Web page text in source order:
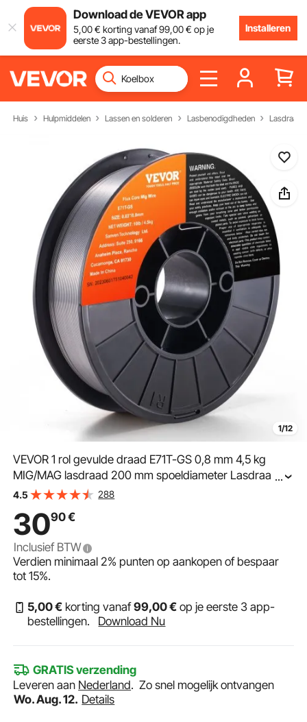
Download de VEVOR app
5,00€ korting vanaf99,00€ op je
eerste 3 app-bestellingen.
Installeren
Huis Hulpmiddelen Lassen en solderen Lasbenodigdheden Lasdraad
1/12
VEVOR 1 rol gevulde draad E71T-GS 0,8 mm 4,5 kg
MIG/MAG lasdraad 200 mm spoeldiameter Lasdraadrol
560 MPa treksterkte Gevuld lassen zonder
...
4.5 288
3090€
Inclusief BTW
Verdien minimaal2% punten op aankopen of bespaar
tot15%.
5,00€ korting vanaf99,00€ op je eerste 3 app-
bestellingen.
Download Nu
GRATIS verzending
Leveren aan Nederland.Zo snel mogelijk ontvangen
Wo. Aug. 12. Details